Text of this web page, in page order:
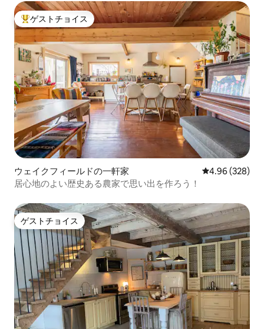
大好評のゲストチョイスです。
ゲストチョイス
ウェイクフィールドの一軒家 レビュー328
4.96 (328)
居心地のよい歴史ある農家で思い出を作ろう！
ゲストチョイス
ゲストチョイス